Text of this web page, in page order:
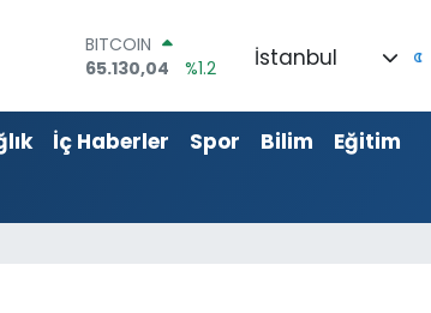
BITCOIN
65.130,04
%1.2
47,7436
%0.18
EURO
İstanbul
İç Haberler Spor Bilim
Eğitim